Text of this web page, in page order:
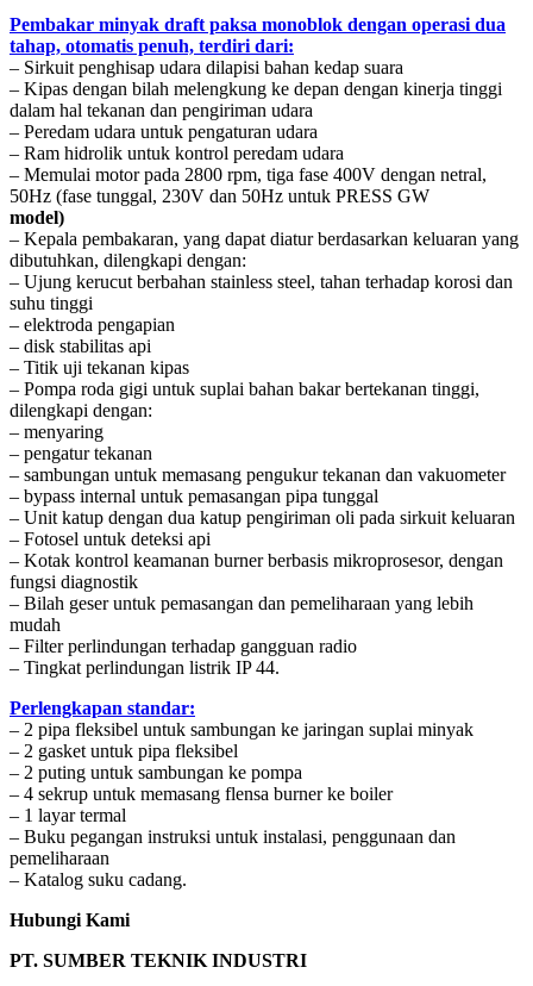
Pembakar minyak draft paksa monoblok dengan operasi dua
tahap, otomatis penuh, terdiri dari:
– Sirkuit penghisap udara dilapisi bahan kedap suara
– Kipas dengan bilah melengkung ke depan dengan kinerja tinggi
dalam hal tekanan dan pengiriman udara
– Peredam udara untuk pengaturan udara
– Ram hidrolik untuk kontrol peredam udara
– Memulai motor pada 2800 rpm, tiga fase 400V dengan netral,
50Hz (fase tunggal, 230V dan 50Hz untuk PRESS GW
model)
– Kepala pembakaran, yang dapat diatur berdasarkan keluaran yang
dibutuhkan, dilengkapi dengan:
– Ujung kerucut berbahan stainless steel, tahan terhadap korosi dan
suhu tinggi
– elektroda pengapian
– disk stabilitas api
– Titik uji tekanan kipas
– Pompa roda gigi untuk suplai bahan bakar bertekanan tinggi,
dilengkapi dengan:
– menyaring
– pengatur tekanan
– sambungan untuk memasang pengukur tekanan dan vakuometer
– bypass internal untuk pemasangan pipa tunggal
– Unit katup dengan dua katup pengiriman oli pada sirkuit keluaran
– Fotosel untuk deteksi api
– Kotak kontrol keamanan burner berbasis mikroprosesor, dengan
fungsi diagnostik
– Bilah geser untuk pemasangan dan pemeliharaan yang lebih
mudah
– Filter perlindungan terhadap gangguan radio
– Tingkat perlindungan listrik IP 44.
Perlengkapan standar:
– 2 pipa fleksibel untuk sambungan ke jaringan suplai minyak
– 2 gasket untuk pipa fleksibel
– 2 puting untuk sambungan ke pompa
– 4 sekrup untuk memasang flensa burner ke boiler
– 1 layar termal
– Buku pegangan instruksi untuk instalasi, penggunaan dan
pemeliharaan
– Katalog suku cadang.
Hubungi Kami
PT. SUMBER TEKNIK INDUSTRI